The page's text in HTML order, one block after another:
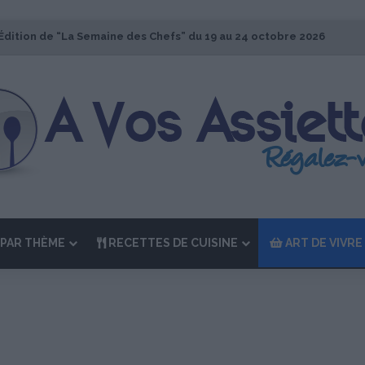
de “La Semaine des Chefs” du 19 au 24 octobre 2026
THÈME RECETTES DE CUISINE ART DE VIVRE